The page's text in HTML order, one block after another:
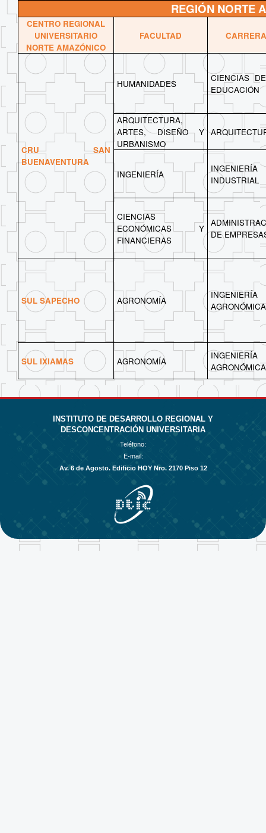
REGIÓN NORTE
CENTRO REGIONAL
UNIVERSITARIO
NORTE AMAZÓNICO
FACULTAD CARRERA
CRU SAN
BUENAVENTURA
HUMANIDADES
CIENCIAS
EDUCACIÓN
ARQUITECTURA,
ARTES, DISEÑO Y
URBANISMO
INGENIERÍA
INGENIERÍA
INDUSTRIAL
CIENCIAS
ECONÓMICAS Y
FINANCIERAS
DE
SUL SAPECHO AGRONOMÍA
INGENIERÍA
AGRONÓMICA
SUL IXIAMAS AGRONOMÍA
INGENIERÍA
AGRONÓMICA
INSTITUTO DE DESARROLLO REGIONAL Y
DESCONCENTRACIÓN UNIVERSITARIA
Teléfono:
E-mail:
Av. 6 de Agosto. Edificio HOY Nro. 2170 Piso 12